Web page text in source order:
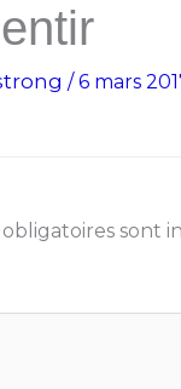
/6 mars
obligatoires sont